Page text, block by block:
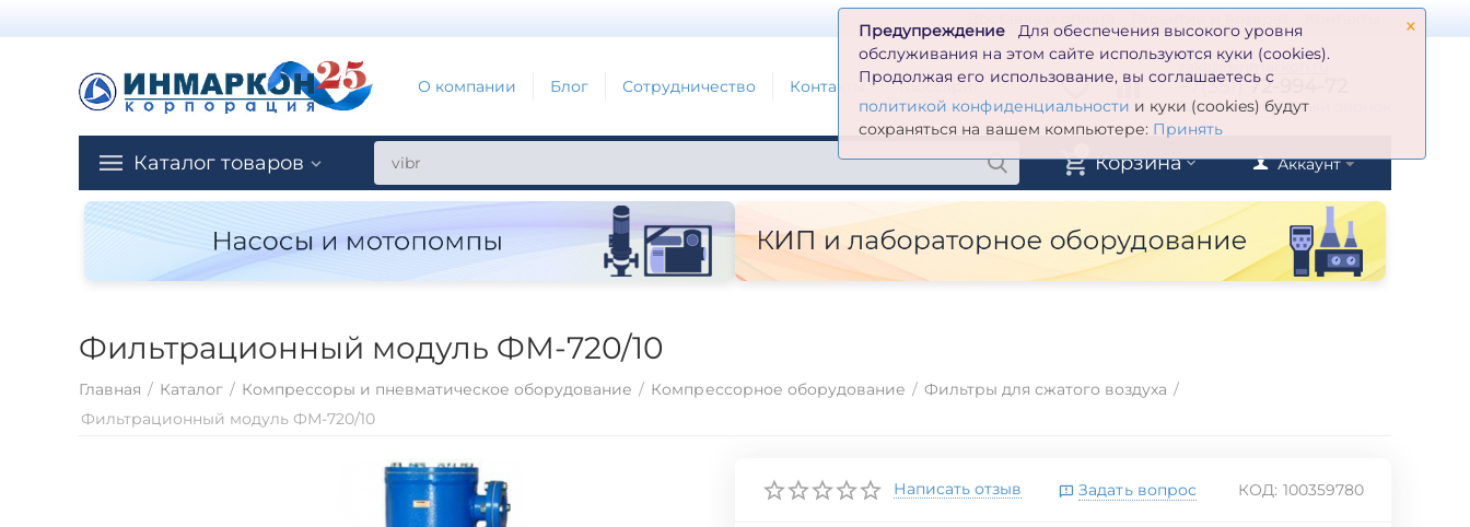
×
Предупреждение
Для обеспечения высокого уровня
обслуживания на этом сайте используются куки (cookies).
Продолжая его использование, вы соглашаетесь с
политикой конфиденциальности и куки (cookies) будут
сохраняться на вашем компьютере: Принять
О компании Блог Сотрудничество Контакты Глоссарий
zakaz@inmarkon.ru
+7(351)72-994-72
Заказать обратный звонок
Каталог товаров Аккаунт
Корзина
Фильтрационный модуль ФМ-720/10
Главная / Каталог / Компрессоры и пневматическое оборудование / Компрессорное оборудование / Фильтры для сжатого воздуха /
Фильтрационный модуль ФМ-720/10
Написать отзыв Задать вопрос КОД: 100359780